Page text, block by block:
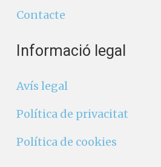
Avís legal
Política de privacitat
Segueix-nos